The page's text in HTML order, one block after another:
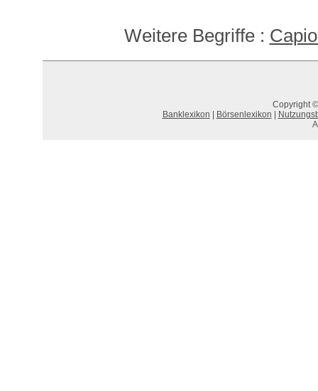
Weitere Begriffe :
Copyright
Banklexikon
Börsenlexikon